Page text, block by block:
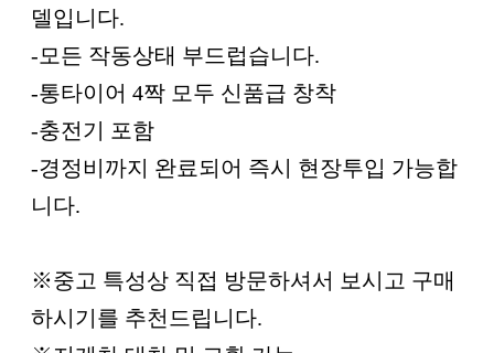
델입니다.
-모든 작동상태 부드럽습니다.
-통타이어 4짝 모두 신품급 창착
-충전기 포함
-경정비까지 완료되어 즉시 현장투입 가능합
니다.
※중고 특성상 직접 방문하셔서 보시고 구매
하시기를 추천드립니다.